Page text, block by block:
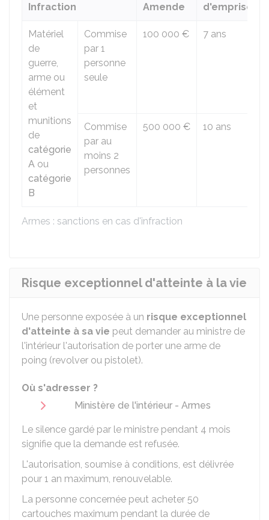
Armes : sanctions en cas d'infraction
Infraction Amende
Matériel
de
guerre,
arme ou
élément
et
munitions
de
catégorie
A ou
catégorie
B
Commise
par 1
personne
seule
100 000 € 7 ans
Commise
par au
moins 2
personnes
500 000 € 10 ans
Risque exceptionnel d'atteinte à la vie
Une personne exposée à un risque exceptionnel
d'atteinte à sa vie peut demander au ministre de
l'intérieur l'autorisation de porter une arme de
poing (revolver ou pistolet).
Où s'adresser ?
Ministère de l'intérieur - Armes
Le silence gardé par le ministre pendant 4 mois
signifie que la demande est refusée.
L'autorisation, soumise à conditions, est délivrée
pour 1 an maximum, renouvelable.
La personne concernée peut acheter 50
cartouches maximum pendant la durée de